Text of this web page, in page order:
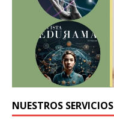
NUESTROS SERVICIOS